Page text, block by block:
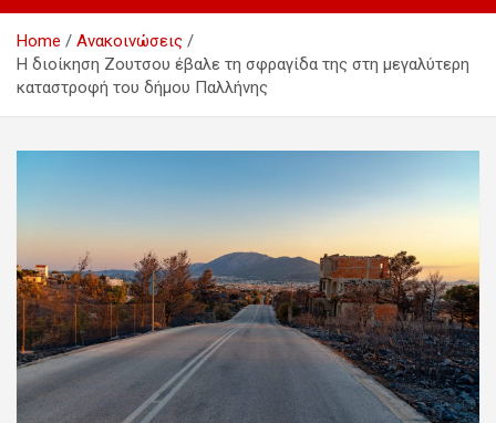
Home
Ανακοινώσεις
Η διοίκηση Ζουτσου έβαλε τη σφραγίδα της στη μεγαλύτερη
καταστροφή του δήμου Παλλήνης